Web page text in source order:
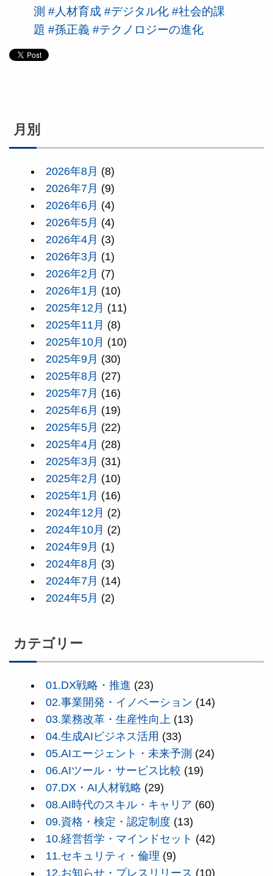
測 #人材育成 #デジタル化 #社会的課
題 #孫正義 #テクノロジーの進化
月別
2026年8月 (8)
2026年7月 (9)
2026年6月 (4)
2026年5月 (4)
2026年4月 (3)
2026年3月 (1)
2026年2月 (7)
2026年1月 (10)
2025年12月 (11)
2025年11月 (8)
2025年10月 (10)
2025年9月 (30)
2025年8月 (27)
2025年7月 (16)
2025年6月 (19)
2025年5月 (22)
2025年4月 (28)
2025年3月 (31)
2025年2月 (10)
2025年1月 (16)
2024年12月 (2)
2024年10月 (2)
2024年9月 (1)
2024年8月 (3)
2024年7月 (14)
2024年5月 (2)
カテゴリー
01.DX戦略・推進 (23)
02.事業開発・イノベーション (14)
03.業務改革・生産性向上(13)
04.生成AIビジネス活用 (33)
05.AIエージェント・未来予測 (24)
06.AIツール・サービス比較 (19)
07.DX・AI人材戦略 (29)
08.AI時代のスキル・キャリア (60)
09.資格・検定・認定制度 (13)
10.経営哲学・マインドセット (42)
11.セキュリティ・倫理 (9)
12.お知らせ・プレスリリース (10)